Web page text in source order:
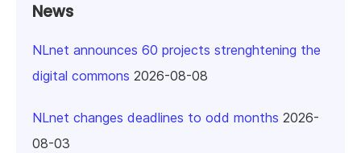
News
NLnet announces 60 projects strenghtening the
digital commons 2026-08-08
NLnet changes deadlines to odd months 2026-
08-03